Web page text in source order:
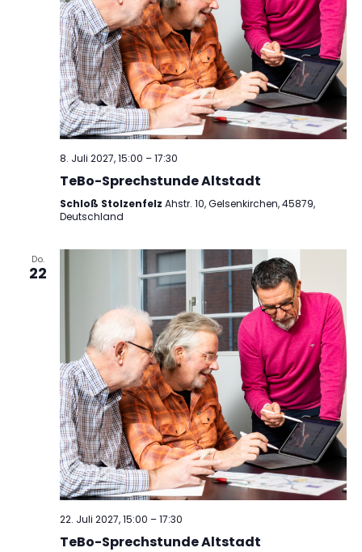
8. Juli 2027, 15:00 –17:30
TeBo-Sprechstunde Altstadt
Schloß Stolzenfelz Ahstr. 10, Gelsenkirchen, 45879,
Deutschland
Do.
22
22. Juli 2027, 15:00 –17:30
TeBo-Sprechstunde Altstadt